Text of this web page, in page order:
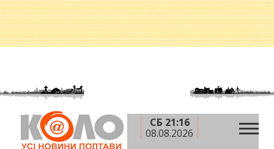
СБ 21:16
08.08.2026
Головна » 2012 рік » жовтень Календар